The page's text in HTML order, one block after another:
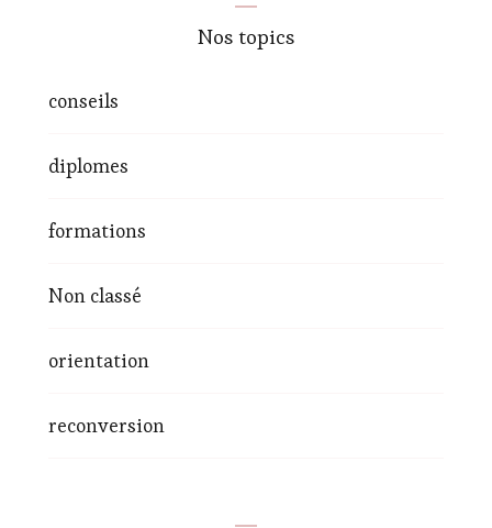
Nos topics
conseils
diplomes
formations
Non classé
orientation
reconversion